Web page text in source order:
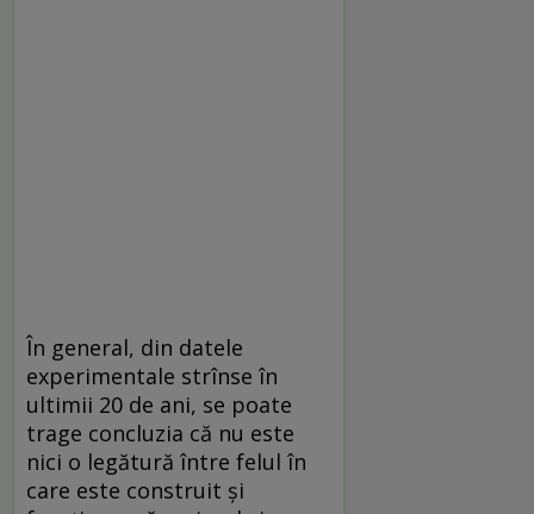
În general, din datele
experimentale strînse în
ultimii 20 de ani, se poate
trage concluzia că nu este
nici o legătură între felul în
care este construit şi